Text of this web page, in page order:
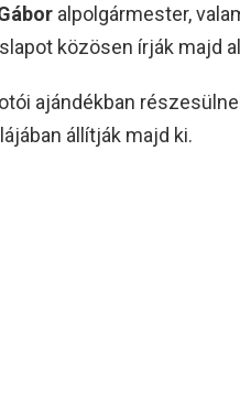
alpolgármester,
közösen írják majd
ajándékban
állítják majd ki.